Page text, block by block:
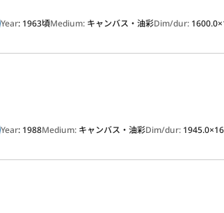
Year: 1963頃Medium: キャンバス・油彩Dim/dur:
Year: 1988Medium: キャンバス・油彩Dim/dur: